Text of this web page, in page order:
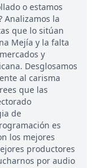
o estamos
Analizamos la
que lo sitúan
Mejía y la falta
y
Desglosamos
al carisma
que las
de
es
los mejores
productores
por audio